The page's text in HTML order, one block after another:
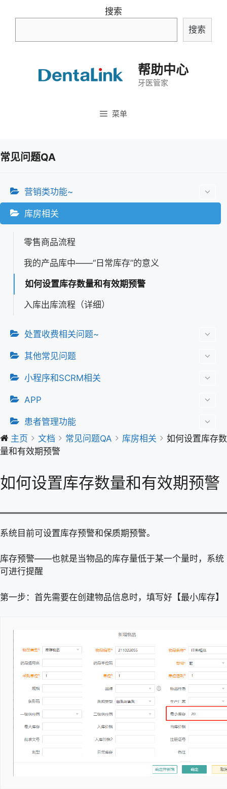
搜索
搜索
帮助中心
牙医管家
菜单
常见问题QA
营销类功能~
库房相关
零售商品流程
我的产品库中——“日常库存”的意义
如何设置库存数量和有效期预警
入库出库流程（详细）
处置收费相关问题~
其他常见问题
小程序和SCRM相关
APP
患者管理功能
主页
文档 常见问题QA 库房相关
如何设置库存数
量和有效期预警
如何设置库存数量和有效期预警
系统目前可设置库存预警和保质期预警。
库存预警——也就是当物品的库存量低于某一个量时，系统
可进行提醒
第一步：首先需要在创建物品信息时，填写好【最小库存】